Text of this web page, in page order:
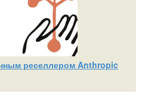
реселлером Anthropic